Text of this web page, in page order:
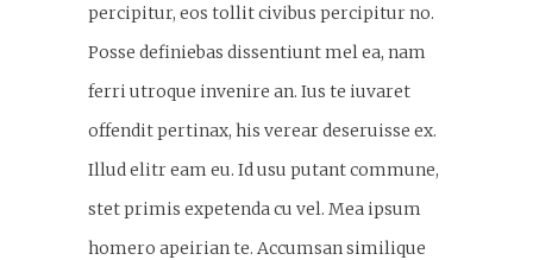
percipitur, eos tollit civibus percipitur no.
Posse definiebas dissentiunt mel ea, nam
ferri utroque invenire an. Ius te iuvaret
offendit pertinax, his verear deseruisse ex.
Illud elitr eam eu. Id usu putant commune,
stet primis expetenda cu vel. Mea ipsum
homero apeirian te. Accumsan similique